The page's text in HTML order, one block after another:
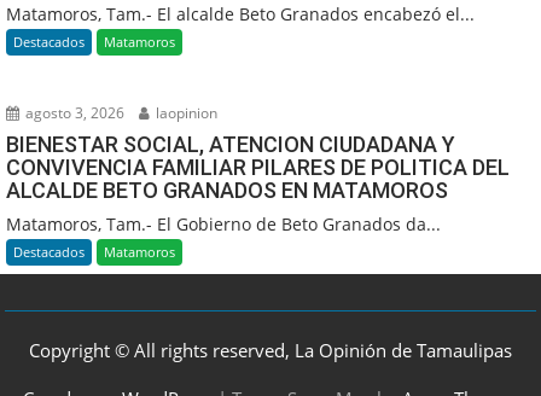
Matamoros, Tam.- El alcalde Beto Granados encabezó el...
Destacados Matamoros
agosto 3, 2026 laopinion
BIENESTAR SOCIAL, ATENCION CIUDADANA Y
CONVIVENCIA FAMILIAR PILARES DE POLITICA DEL
ALCALDE BETO GRANADOS EN MATAMOROS
Matamoros, Tam.- El Gobierno de Beto Granados da...
Destacados Matamoros
Copyright © All rights reserved, La Opinión de Tamaulipas